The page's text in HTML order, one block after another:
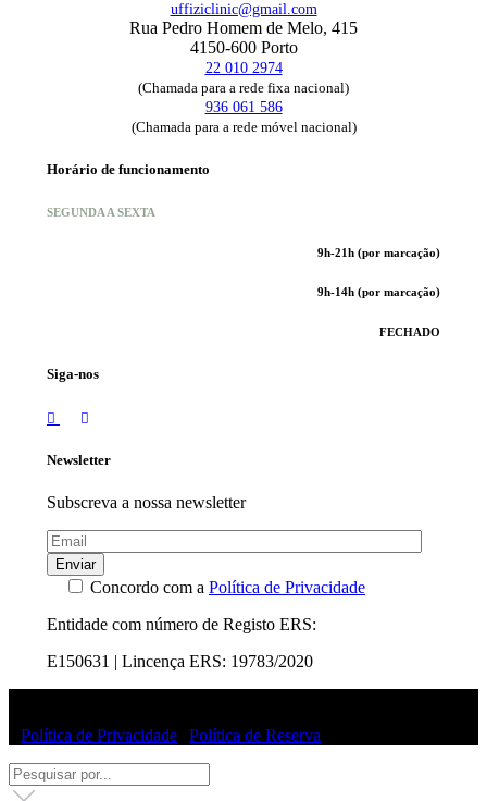
uffiziclinic@gmail.com
Rua Pedro Homem de Melo, 415
4150-600 Porto
22 010 2974
(Chamada para a rede fixa nacional)
936 061 586
(Chamada para a rede móvel nacional)
Horário de funcionamento
SEGUNDA A SEXTA
9h-21h (por marcação)
9h-14h (por marcação)
FECHADO
Siga-nos
Newsletter
Subscreva a nossa newsletter
Enviar
Concordo com a Política de Privacidade
Entidade com número de Registo ERS:
E150631 | Lincença ERS: 19783/2020
Política de Privacidade Política de Reserva